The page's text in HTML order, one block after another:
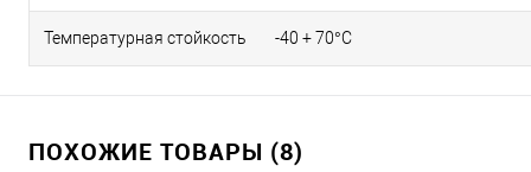
Температурная стойкость -40 + 70°С
ПОХОЖИЕ ТОВАРЫ (8)